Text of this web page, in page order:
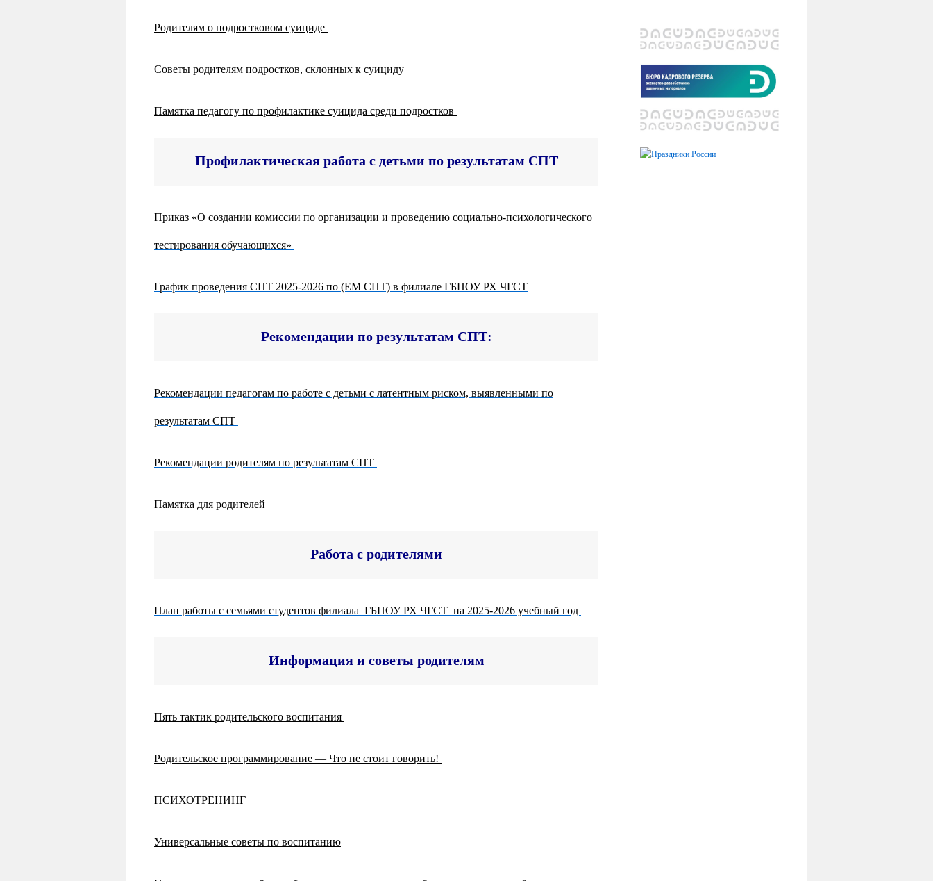
Родителям о подростковом суициде
Советы родителям подростков, склонных к суициду
Памятка педагогу по профилактике суицида среди подростков
Профилактическая работа с детьми по результатам СПТ
Приказ «О создании комиссии по организации и проведению социально-психологического
тестирования обучающихся»
График проведения СПТ 2025-2026 по (ЕМ СПТ) в филиале ГБПОУ РХ ЧГСТ
Рекомендации по результатам СПТ:
Рекомендации педагогам по работе с детьми с латентным риском, выявленными по
результатам СПТ
Рекомендации родителям по результатам СПТ
Памятка для родителей
Работа с родителями
План работы с семьями студентов филиала ГБПОУ РХ ЧГСТ на 2025-2026 учебный год
Информация и советы родителям
Пять тактик родительского воспитания
Родительское программирование — Что не стоит говорить!
ПСИХОТРЕНИНГ
Универсальные советы по воспитанию